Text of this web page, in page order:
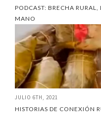
PODCAST: BRECHA
MANO
JULIO 6TH, 2021
HISTORIAS DE CONEXIÓN